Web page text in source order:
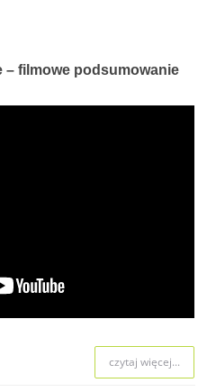
– filmowe podsumowanie
czytaj więcej...